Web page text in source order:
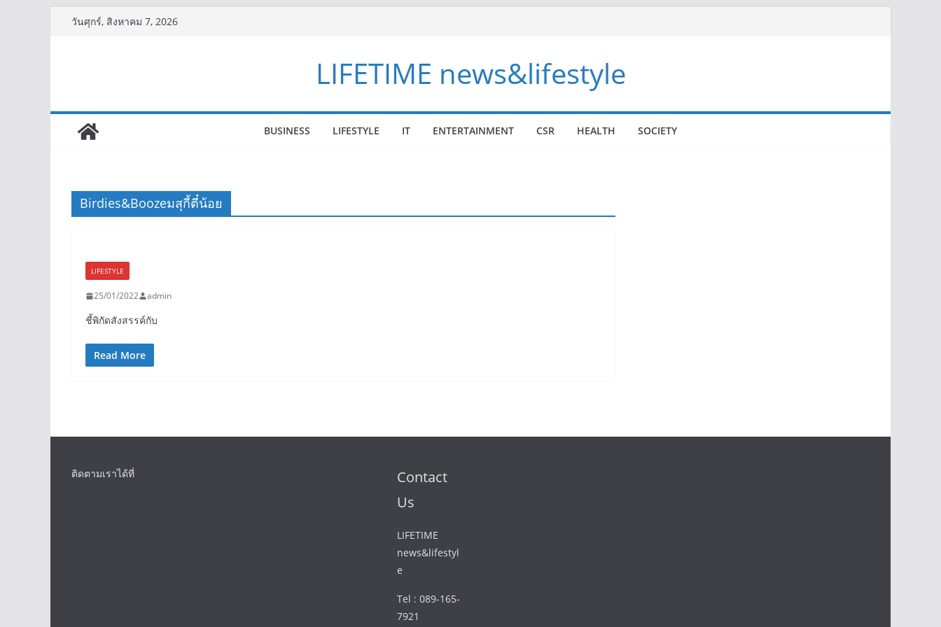
วันศุกร์, สิงหาคม 7, 2026
LIFETIME news&lifestyle
BUSINESS LIFESTYLE IT ENTERTAINMENT CSR HEALTH SOCIETY
Birdies&Boozeมสุกี้ตี๋น้อย
LIFESTYLE
25/01/2022 admin
ชี้พิกัดสังสรรค์กับ
Read More
ติดตามเราได้ที่
Contact
Us
LIFETIME
news&lifestyl
e
Tel : 089-165-
7921